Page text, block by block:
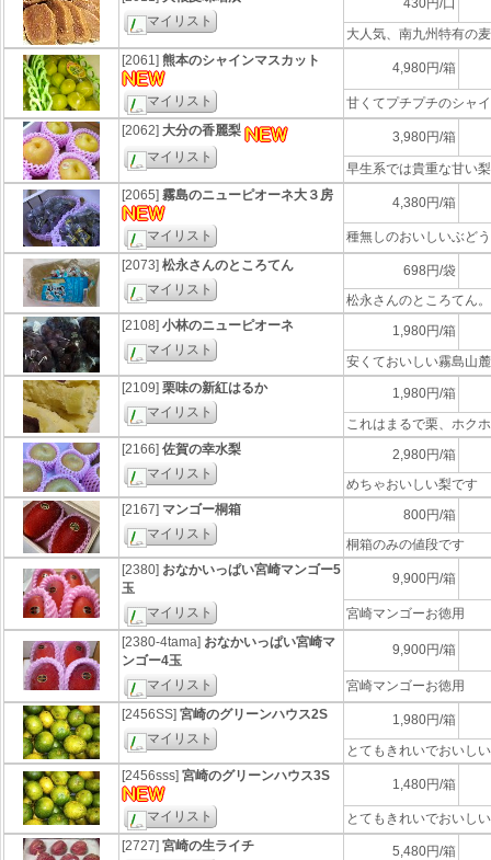
マイリスト
430円/口
大人気、南九州特有の
[2061] 熊本のシャインマスカット
マイリスト
4,980円/箱
甘くてプチプチのシャ
[2062] 大分の香麗梨
マイリスト
3,980円/箱
早生系では貴重な甘い梨
[2065] 霧島のニューピオーネ大３房
マイリスト
4,380円/箱
種無しのおいしいぶど
[2073] 松永さんのところてん
マイリスト
698円/袋
松永さんのところてん
[2108] 小林のニューピオーネ
マイリスト
1,980円/箱
安くておいしい霧島山
[2109] 栗味の新紅はるか
マイリスト
1,980円/箱
これはまるで栗、ホク
[2166] 佐賀の幸水梨
マイリスト
2,980円/箱
めちゃおいしい梨です
[2167] マンゴー桐箱
マイリスト
800円/箱
桐箱のみの値段です
[2380] おなかいっぱい宮崎マンゴー5
玉
マイリスト
9,900円/箱
宮崎マンゴーお徳用
[2380-4tama] おなかいっぱい宮崎マ
ンゴー4玉
マイリスト
9,900円/箱
宮崎マンゴーお徳用
[2456SS] 宮崎のグリーンハウス2S
マイリスト
1,980円/箱
とてもきれいでおいし
[2456sss] 宮崎のグリーンハウス3S
マイリスト
1,480円/箱
とてもきれいでおいし
[2727] 宮崎の生ライチ
5,480円/箱